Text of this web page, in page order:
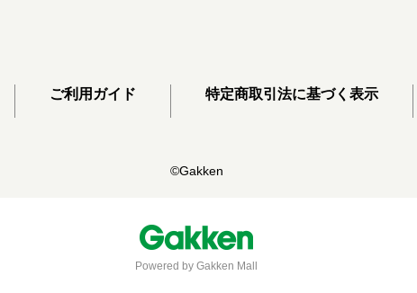
ご利用ガイド 特定商取引法に基づく表示
©Gakken
Powered by Gakken Mall